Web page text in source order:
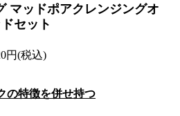
マッドポアクレンジングオ
セット
円(税込)
の特徴を併せ持つ